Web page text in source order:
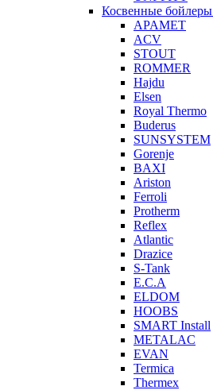
Косвенные бойлеры
APAMET
ACV
STOUT
ROMMER
Hajdu
Elsen
Royal Thermo
Buderus
SUNSYSTEM
Gorenje
BAXI
Ariston
Ferroli
Protherm
Reflex
Atlantic
Drazice
S-Tank
E.C.A
ELDOM
HOOBS
SMART Install
METALAC
EVAN
Termica
Thermex